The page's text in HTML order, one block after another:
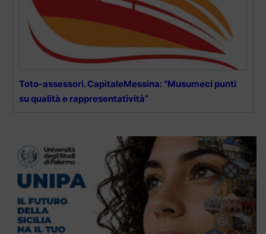
Toto-assessori. CapitaleMessina: “Musumeci punti
su qualità e rappresentatività”